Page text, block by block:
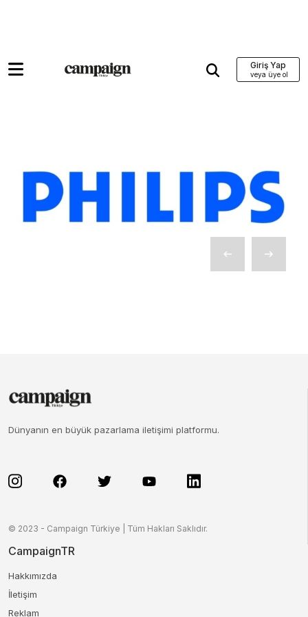
Giriş Yap
Dünyanın en büyük pazarlama iletişimi platformu.
© 2023 - Campaign Türkiye | Tüm Hakları Saklıdır.
CampaignTR
Hakkımızda
İletişim
Reklam